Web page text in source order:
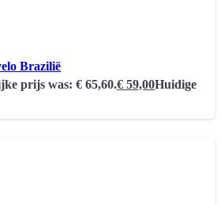
Brazilië
prijs was: € 65,60.€ 59,00Huidige